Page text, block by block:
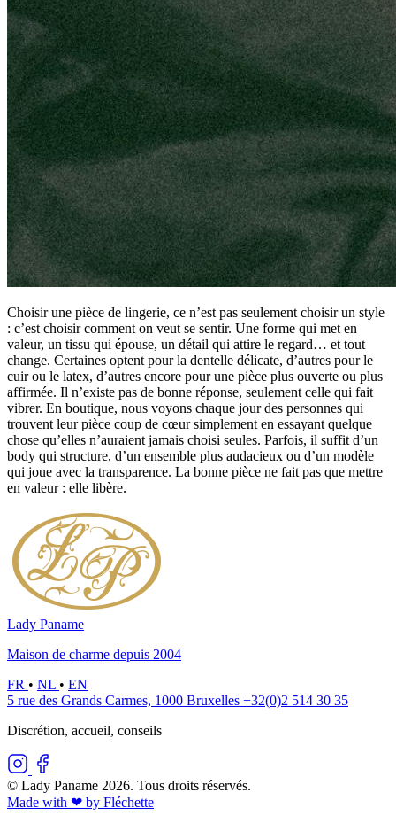
Choisir une pièce de lingerie, ce n’est pas seulement choisir un style
: c’est choisir comment on veut se sentir. Une forme qui met en
valeur, un tissu qui épouse, un détail qui attire le regard… et tout
change. Certaines optent pour la dentelle délicate, d’autres pour le
cuir ou le latex, d’autres encore pour une pièce plus ouverte ou plus
affirmée. Il n’existe pas de bonne réponse, seulement celle qui fait
vibrer. En boutique, nous voyons chaque jour des personnes qui
trouvent leur pièce coup de cœur simplement en essayant quelque
chose qu’elles n’auraient jamais choisi seules. Parfois, il suffit d’un
body qui structure, d’un ensemble plus audacieux ou d’un modèle
qui joue avec la transparence. La bonne pièce ne fait pas que mettre
en valeur : elle libère.
Lady Paname
Maison de charme depuis 2004
FR • NL • EN
5 rue des Grands Carmes, 1000 Bruxelles +32(0)2 514 30 35
Discrétion, accueil, conseils
© Lady Paname 2026. Tous droits réservés.
Made with ❤︎ by Fléchette